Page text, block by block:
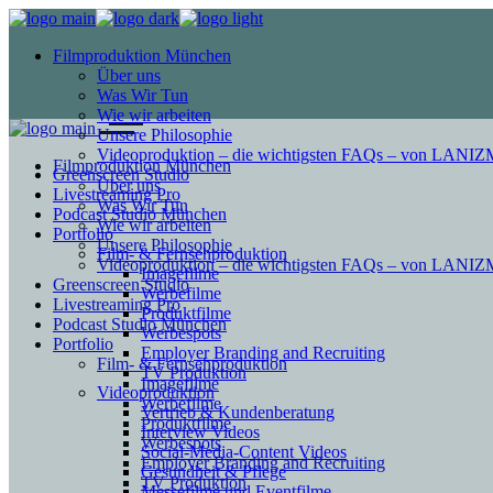
Filmproduktion München
Über uns
Was Wir Tun
Wie wir arbeiten
Unsere Philosophie
Videoproduktion – die wichtigsten FAQs – von
Greenscreen Studio
Livestreaming Pro
Podcast Studio München
Portfolio
Film- & Fernsehproduktion
Imagefilme
Werbefilme
Produktfilme
Werbespots
Employer Branding and Recruiting
TV Produktion
Videoproduktion
Vertrieb & Kundenberatung
Interview Videos
Social-Media-Content Videos
Gesundheit & Pflege
Filmproduktion München
Über uns
Was Wir Tun
Wie wir arbeiten
Unsere Philosophie
Videoproduktion – die wichtigsten FAQs – von
Greenscreen Studio
Livestreaming Pro
Podcast Studio München
Portfolio
Film- & Fernsehproduktion
Imagefilme
Werbefilme
Produktfilme
Werbespots
Employer Branding and Recruiting
TV Produktion